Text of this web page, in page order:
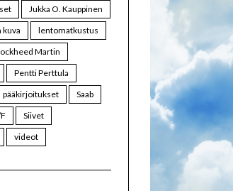
Jukka O. Kauppinen
kuva
lentomatkustus
Martin
Pentti Perttula
pääkirjoitukset
Saab
Siivet
videot